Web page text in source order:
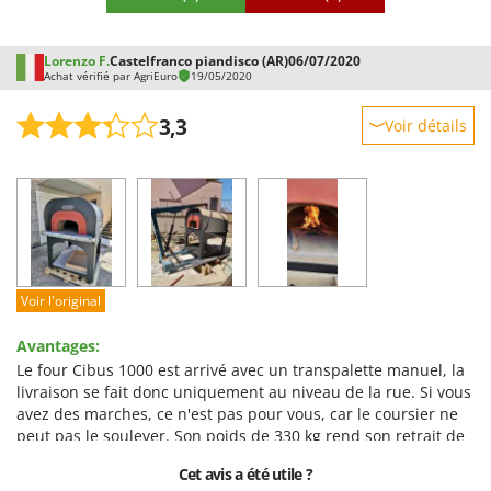
Lorenzo F.Castelfranco piandisco (AR)06/07/2020
Achat vérifié par AgriEuro 19/05/2020
3,3 Voir détails
Prestations
Facilité d'utilisation
Qualité / Prix
Facilité de montage
Voir l'original
Avantages:
Le four Cibus 1000 est arrivé avec un transpalette manuel, la
livraison se fait donc uniquement au niveau de la rue. Si vous
avez des marches, ce n'est pas pour vous, car le coursier ne
peut pas le soulever. Son poids de 330 kg rend son retrait de
soulever avec les roues au sol. Si vous pensez pouvoir le
Cet avis a été utile ?